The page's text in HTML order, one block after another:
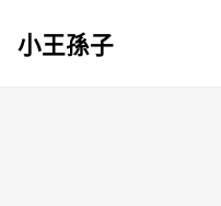
小王孫子